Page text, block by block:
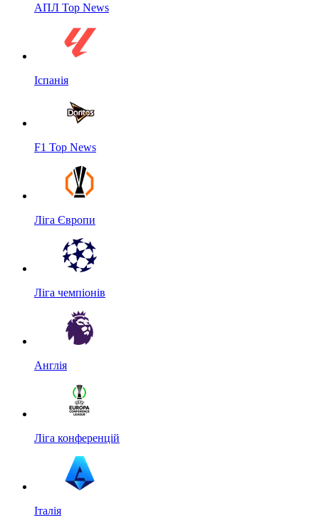
АПЛ Top News
Іспанія
F1 Top News
Ліга Європи
Ліга чемпіонів
Англія
Ліга конференцій
Італія